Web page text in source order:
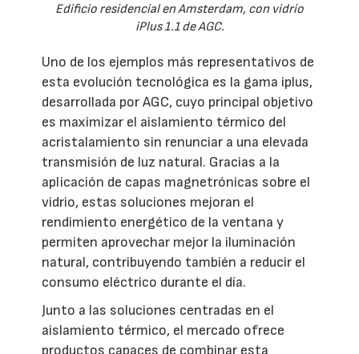
Edificio residencial en Amsterdam, con vidrio
iPlus 1.1 de AGC.
Uno de los ejemplos más representativos de
esta evolución tecnológica es la gama iplus,
desarrollada por AGC, cuyo principal objetivo
es maximizar el aislamiento térmico del
acristalamiento sin renunciar a una elevada
transmisión de luz natural. Gracias a la
aplicación de capas magnetrónicas sobre el
vidrio, estas soluciones mejoran el
rendimiento energético de la ventana y
permiten aprovechar mejor la iluminación
natural, contribuyendo también a reducir el
consumo eléctrico durante el día.
Junto a las soluciones centradas en el
aislamiento térmico, el mercado ofrece